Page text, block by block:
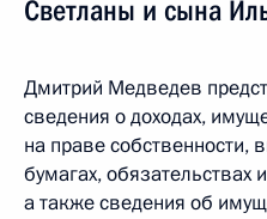
Светланы и сына
Дмитрий Медведев
сведения о доходах,
на праве собственности,
бумагах, обязательствах
а также сведения об